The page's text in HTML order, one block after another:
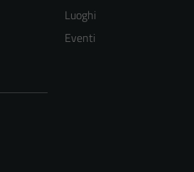
Luoghi
Eventi